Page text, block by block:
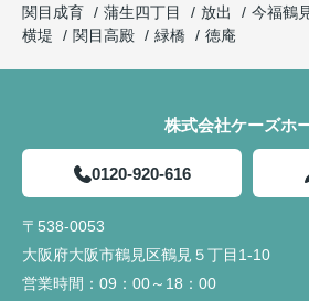
関目成育
蒲生四丁目 放出 今福鶴
横堤
関目高殿 緑橋 徳庵
株式会社ケーズホ
0120-920-616
〒538-0053
大阪府大阪市鶴見区鶴見５丁目1-10
営業時間： 09：00～18：00